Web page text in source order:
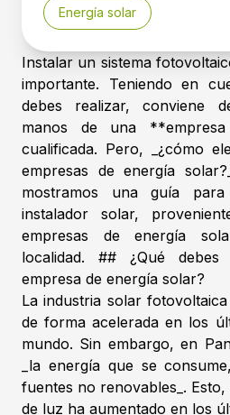
Energía solar
Instalar un sistema
importante. Teniendo en
debes realizar, conviene
manos de una
cualificada. Pero, _¿cómo
empresas de energía
mostramos una guía
instalador solar,
empresas de energía
localidad. ## ¿Qué
empresa de energía solar?
La industria solar
de forma acelerada en los
mundo. Sin embargo, en
_la energía que se
fuentes no renovables_.
de luz ha aumentado en los